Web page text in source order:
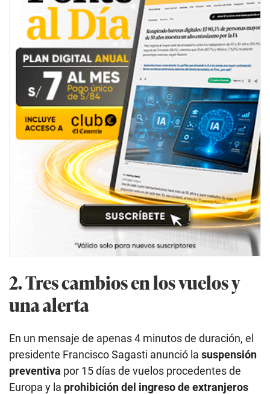
2. Tres cambios en los vuelos y
una alerta
En un mensaje de apenas 4 minutos de duración, el
presidente Francisco Sagasti anunció la suspensión
preventiva por 15 días de vuelos procedentes de
Europa y la prohibición del ingreso de extranjeros